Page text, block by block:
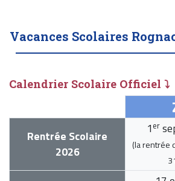
Vacances Scolaires
Calendrier Scolaire Officiel ⤵
Rentrée Scolaire
2026
1 er
(la rentrée